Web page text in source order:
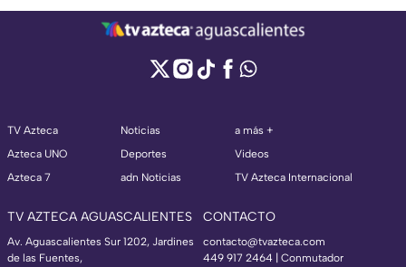
TV Azteca
Azteca UNO
Azteca 7
Noticias
Deportes
adn Noticias
a más +
Videos
TV Azteca Internacional
TV AZTECA AGUASCALIENTES
Av. Aguascalientes Sur 1202, Jardines
de las Fuentes,
CONTACTO
contacto@tvazteca.com
449 917 2464 | Conmutador